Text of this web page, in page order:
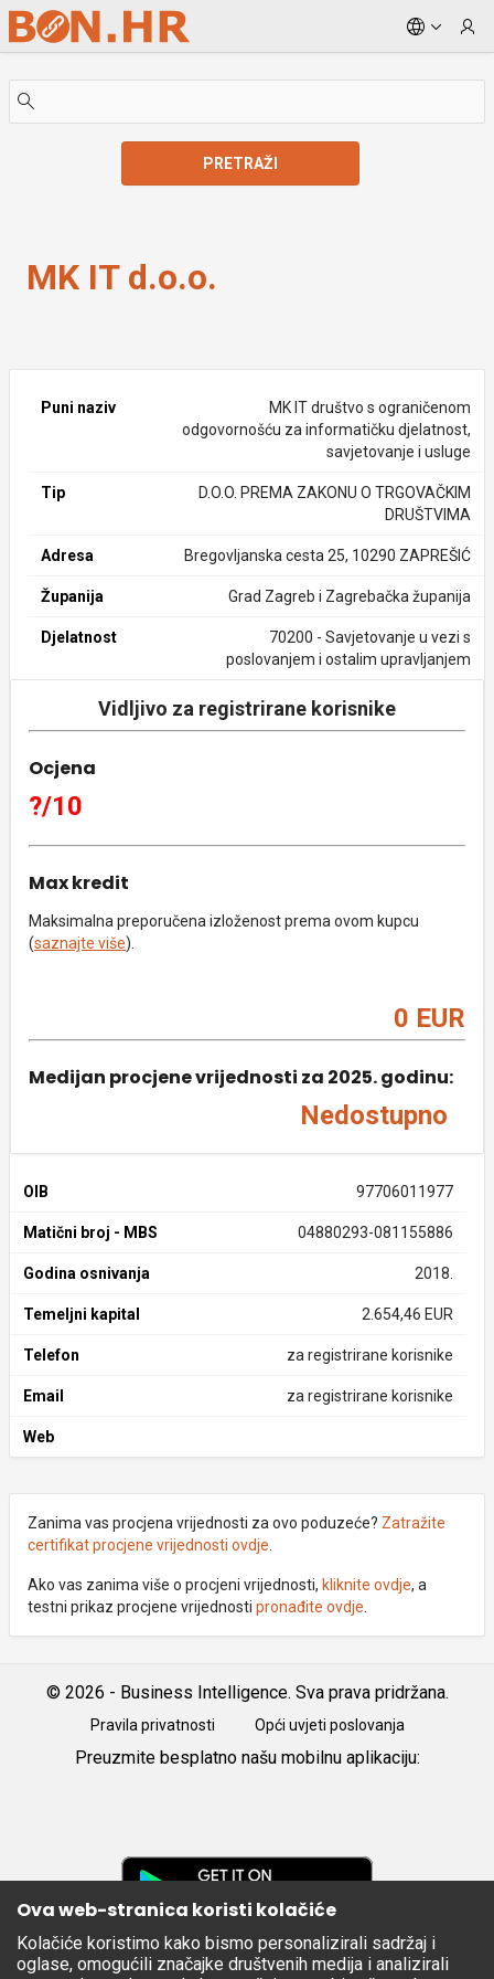
Skip to Main Content
PRETRAŽI
MK IT d.o.o.
Puni naziv
MK IT društvo s ograničenom
odgovornošću za informatičku djelatnost,
savjetovanje i usluge
Tip
D.O.O. PREMA ZAKONU O TRGOVAČKIM
DRUŠTVIMA
Adresa Bregovljanska cesta 25, 10290 ZAPREŠIĆ
Županija Grad Zagreb i Zagrebačka županija
Djelatnost
70200 - Savjetovanje u vezi s
poslovanjem i ostalim upravljanjem
Vidljivo za registrirane korisnike
Ocjena
?/10
Max kredit
Maksimalna preporučena izloženost prema ovom kupcu
(saznajte više).
0 EUR
Medijan procjene vrijednosti za 2025. godinu:
Nedostupno
OIB 97706011977
Matični broj - MBS 04880293-081155886
Godina osnivanja 2018.
Temeljni kapital 2.654,46 EUR
Telefon za registrirane korisnike
Email za registrirane korisnike
Web
Zanima vas procjena vrijednosti za ovo poduzeće? Zatražite
certifikat procjene vrijednosti ovdje
Ako vas zanima više o procjeni vrijednosti, kliknite ovdje, a
testni prikaz procjene vrijednosti pronađite ovdje
© 2026 - Business Intelligence. Sva prava pridržana.
Pravila privatnosti Opći uvjeti poslovanja
Preuzmite besplatno našu mobilnu aplikaciju:
Apple
Store
Ova web-stranica koristi kolačiće
Kolačiće koristimo kako bismo personalizirali sadržaj i
oglase, omogućili značajke društvenih medija i analizirali